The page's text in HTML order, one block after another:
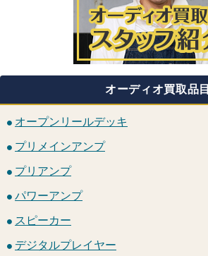
オーディオ買取品目
オープンリールデッキ
プリメインアンプ
プリアンプ
パワーアンプ
スピーカー
デジタルプレイヤー